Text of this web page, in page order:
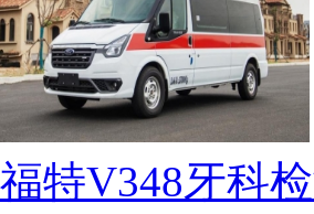
福特V348牙科